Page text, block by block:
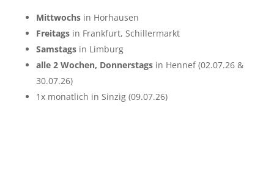
Mittwochsin Horhausen
Freitagsin Frankfurt, Schillermarkt
Samstagsin Limburg
alle 2 Wochen, Donnerstagsin Hennef (02.07.26 &
30.07.26)
1x monatlich in Sinzig (09.07.26)